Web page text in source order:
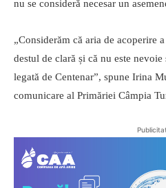
nu se consideră necesar un
„Considerăm că aria de acoperire
destul de clară și că nu este nevoie
legată de Centenar”, spune Irina
comunicare al Primăriei Câmpia